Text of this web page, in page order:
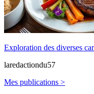
Exploration des diverses
laredactiondu57
Mes publications >